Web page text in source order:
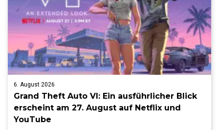
6. August 2026
Grand Theft Auto VI: Ein ausführlicher Blick
erscheint am 27. August auf Netflix und
YouTube